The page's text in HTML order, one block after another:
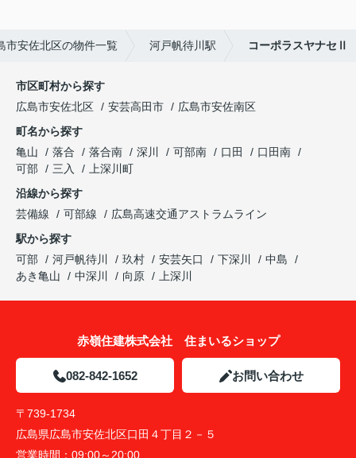
市安佐北区の物件一覧 河戸帆待川駅 コーポラスヤナセⅡ
市区町村から探す
広島市安佐北区
安芸高田市
広島市安佐南区
町名から探す
亀山
落合 落合南 深川 可部南 口田
口田南
可部
三入
上深川町
沿線から探す
芸備線
可部線
広島高速交通アストラムライン
駅から探す
可部
河戸帆待川 玖村 安芸矢口 下深川
中島
あき亀山
中深川 向原 上深川
赤嶺住建株式会社 住まいるショップ
082-842-1652 お問い合わせ
〒739-1734
広島県広島市安佐北区口田４丁目２－５
営業時間： 09:00～20:00